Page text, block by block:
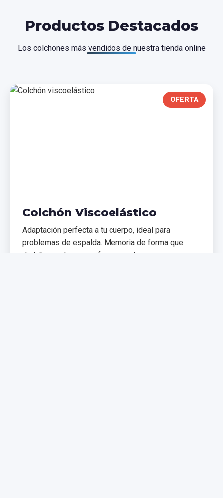
Productos Destacados
Los colchones más vendidos de nuestra tienda online
OFERTA
Colchón Viscoelástico
Adaptación perfecta a tu cuerpo, ideal para
problemas de espalda. Memoria de forma que
distribuye el peso uniformemente.